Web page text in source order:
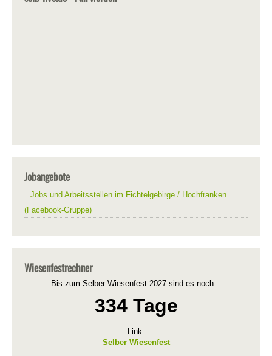
Jobangebote
Jobs und Arbeitsstellen im Fichtelgebirge / Hochfranken
(Facebook-Gruppe)
Wiesenfestrechner
Bis zum Selber Wiesenfest 2027 sind es noch...
334 Tage
Link:
Selber Wiesenfest